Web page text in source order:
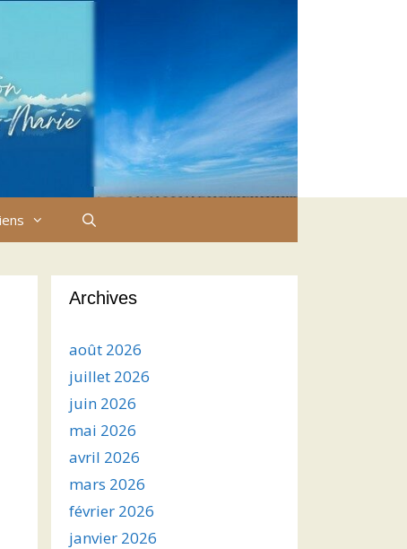
Archives
août 2026
juillet 2026
juin 2026
mai 2026
avril 2026
mars 2026
février 2026
janvier 2026